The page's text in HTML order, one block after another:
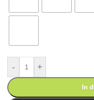
- +
In